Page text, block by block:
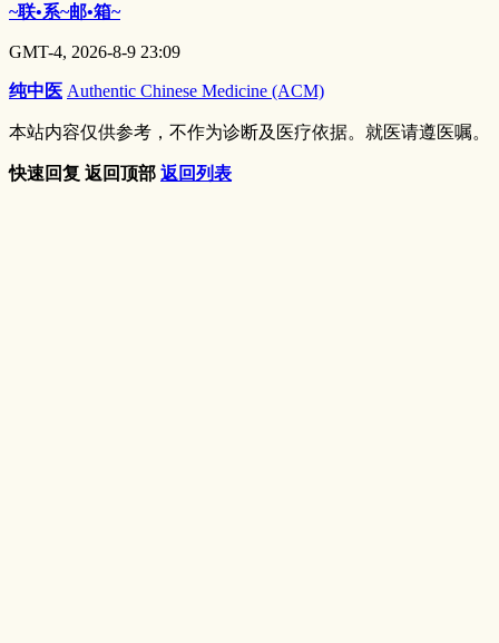
~联•系~邮•箱~
GMT-4, 2026-8-9 23:09
纯中医 Authentic Chinese Medicine (ACM)
本站内容仅供参考，不作为诊断及医疗依据。就医请遵医嘱。
快速回复 返回顶部 返回列表